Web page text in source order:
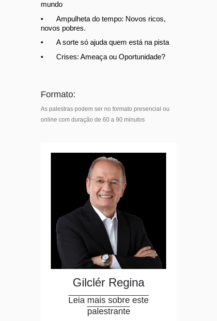
mundo
•
Ampulheta do tempo: Novos ricos,
novos pobres.
•
A sorte só ajuda quem está na pista
•
Crises: Ameaça ou Oportunidade?
Formato:
As palestras podem ser no formato presencial ou
online com duração de 60 a 90 minutos
Gilclér Regina
Leia mais sobre este
palestrante